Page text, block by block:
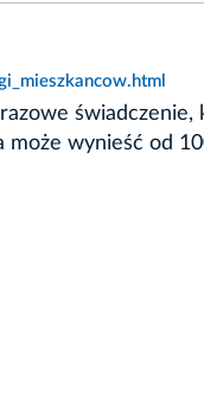
świadczenie,
może wynieść od